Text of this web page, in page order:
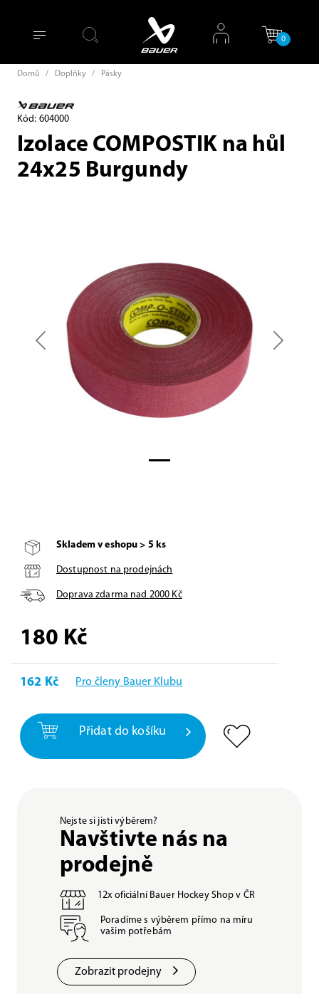
0
Domů / Doplňky / Pásky
Kód: 604000
Izolace COMPOSTIK na hůl
24x25 Burgundy
Previous Next
Skladem v eshopu > 5 ks
Dostupnost na prodejnách
Doprava zdarma nad 2000 Kč
180 Kč
162 Kč Pro členy Bauer Klubu
Přidat do košíku
Nejste si jisti výběrem?
Navštivte nás na
prodejně
12x oficiální Bauer Hockey Shop v ČR
Poradíme s výběrem přímo na míru
vašim potřebám
Zobrazit prodejny